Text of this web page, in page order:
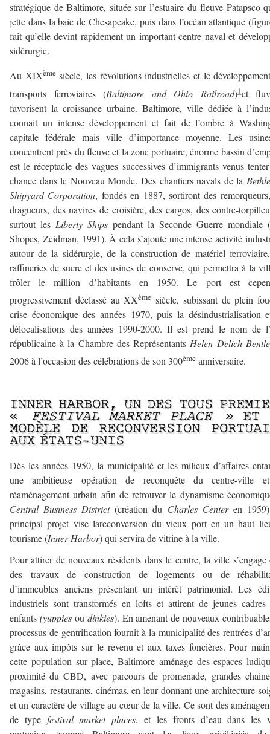
stratégique de Baltimore, située sur l’estuaire du fleuve Patapsco
jette dans la baie de Chesapeake, puis dans l’océan atlantique
fait qu’elle devint rapidement un important centre naval et
sidérurgie.
Au XIXèmesiècle, les révolutions industrielles et le
transports ferroviaires (Baltimore and Ohio Railroad)1et
favorisent la croissance urbaine. Baltimore, ville dédiée à
connait un intense développement et fait de l’ombre à
capitale fédérale mais ville d’importance moyenne. Les
concentrent près du fleuve et la zone portuaire, énorme bassin
est le réceptacle des vagues successives d’immigrants venus
chance dans le Nouveau Monde. Des chantiers navals de la
Shipyard Corporation, fondés en 1887, sortiront des
dragueurs, des navires de croisière, des cargos, des contre-
surtout les Liberty Ships pendant la Seconde Guerre mondiale
Shopes, Zeidman, 1991). À cela s’ajoute une intense activité
autour de la sidérurgie, de la construction de matériel
raffineries de sucre et des usines de conserve, qui permettra à la
frôler le million d’habitants en 1950. Le port est
progressivement déclassé au XXème siècle, subissant de plein
crise économique des années 1970, puis la désindustrialisation
délocalisations des années 1990-2000. Il est prend le nom de
républicaine à la Chambre des ReprésentantsHelen Delich
2006 à l’occasion des célébrations de son 300ème anniversaire.
INNER HARBOR, UN DES TOUS
« FESTIVAL MARKET PLACE» ET
MODÈLE DE RECONVERSION
AUX ÉTATS-UNIS
Dès les années 1950, la municipalité et les milieux d’affaires
une ambitieuse opération de reconquête du centre-ville
réaménagement urbain afin de retrouver le dynamisme
Central Business District(création du Charles Centeren
principal projet vise lareconversion du vieux port en un haut
tourisme (Inner Harbor) qui servira de vitrine à la ville.
Pour attirer de nouveaux résidents dans le centre, la ville s’engage
des travaux de construction de logements ou de
d’immeubles anciens présentant un intérêt patrimonial. Les
industriels sont transformés en lofts et attirent de jeunes cadres
enfants (yuppiesou dinkies). En amenant de nouveaux
processus de gentrification fournit à la municipalité des rentrées
grâce aux impôts sur le revenu et aux taxes foncières. Pour
cette population sur place, Baltimore aménage des espaces
proximité du CBD, avec parcours de promenade, grandes
magasins, restaurants, cinémas, en leur donnant une architecture
et un caractère de village au cœur de la ville. Ce sont des
de type festival market places, et les fronts d’eau dans les